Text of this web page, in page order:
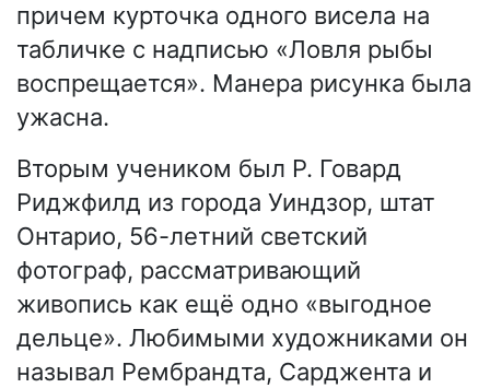
причем курточка одного висела на
табличке с надписью «Ловля рыбы
воспрещается». Манера рисунка была
ужасна.
Вторым учеником был Р. Говард
Риджфилд из города Уиндзор, штат
Онтарио, 56-летний светский
фотограф, рассматривающий
живопись как ещё одно «выгодное
дельце». Любимыми художниками он
называл Рембрандта, Сарджента и